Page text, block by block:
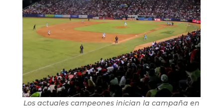
Los actuales campeones inician la campaña en